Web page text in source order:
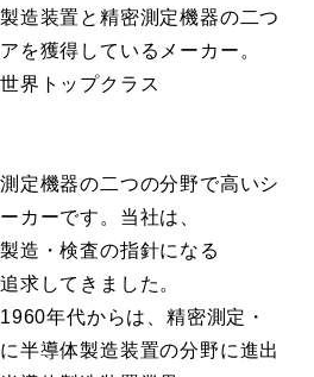
造装置と精密測定機器の二つ
を獲得しているメーカー。
界トップクラス
定機器の二つの分野で高いシ
カーです。当社は、
造・検査の指針になる
求してきました。
年代からは、精密測定・
半導体製造装置の分野に進出